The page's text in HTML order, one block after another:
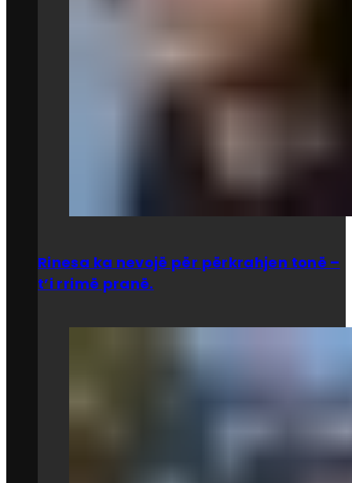
Rinesa ka nevojë për përkrahjen tonë –
t’i rrimë pranë.